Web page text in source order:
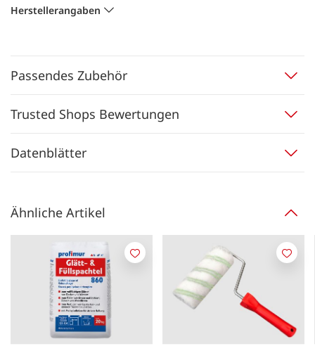
Herstellerangaben
Passendes Zubehör
Trusted Shops Bewertungen
Datenblätter
Ähnliche Artikel
Merken